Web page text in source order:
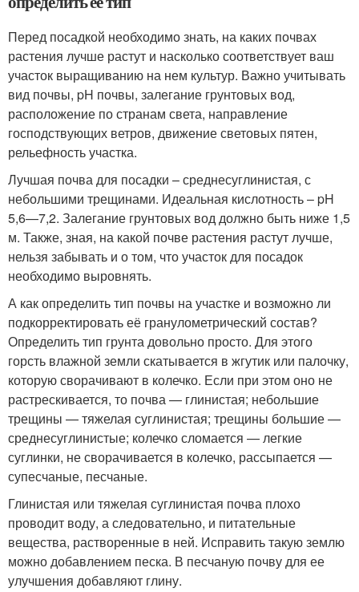
Перед посадкой необходимо знать, на каких почвах
растения лучше растут и насколько соответствует ваш
участок выращиванию на нем культур. Важно учитывать
вид почвы, pH почвы, залегание грунтовых вод,
расположение по странам света, направление
господствующих ветров, движение световых пятен,
рельефность участка.
Лучшая почва для посадки – среднесуглинистая, с
небольшими трещинами. Идеальная кислотность – pH
5,6—7,2. Залегание грунтовых вод должно быть ниже 1,5
м. Также, зная, на какой почве растения растут лучше,
нельзя забывать и о том, что участок для посадок
необходимо выровнять.
А как определить тип почвы на участке и возможно ли
подкорректировать её гранулометрический состав?
Определить тип грунта довольно просто. Для этого
горсть влажной земли скатывается в жгутик или палочку,
которую сворачивают в колечко. Если при этом оно не
растрескивается, то почва — глинистая; небольшие
трещины — тяжелая суглинистая; трещины большие —
среднесуглинистые; колечко сломается — легкие
суглинки, не сворачивается в колечко, рассыпается —
супесчаные, песчаные.
Глинистая или тяжелая суглинистая почва плохо
проводит воду, а следовательно, и питательные
вещества, растворенные в ней. Исправить такую землю
можно добавлением песка. В песчаную почву для ее
улучшения добавляют глину.